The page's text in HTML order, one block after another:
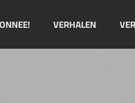
VERHALEN